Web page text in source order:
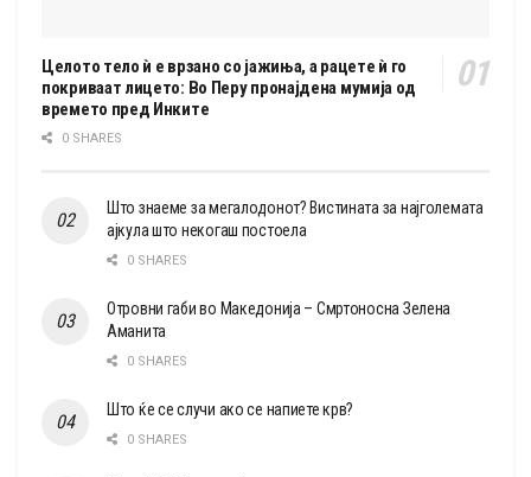
Целото тело ѝ е врзано со јажиња, а рацете ѝ го
покриваат лицето: Во Перу пронајдена мумија од
времето пред Инките
0 SHARES
Што знаеме за мегалодонот? Вистината за најголемата
ајкула што некогаш постоела
0 SHARES
Отровни габи во Македонија – Смртоносна Зелена
Аманита
0 SHARES
Што ќе се случи ако се напиете крв?
0 SHARES